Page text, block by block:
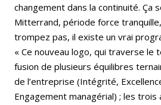
changement dans la continuité. Ça
Mitterrand, période force
trompez pas, il existe un vrai
« Ce nouveau logo, qui traverse le
fusion de plusieurs équilibres
de l’entreprise (Intégrité,
Engagement managérial) ; les